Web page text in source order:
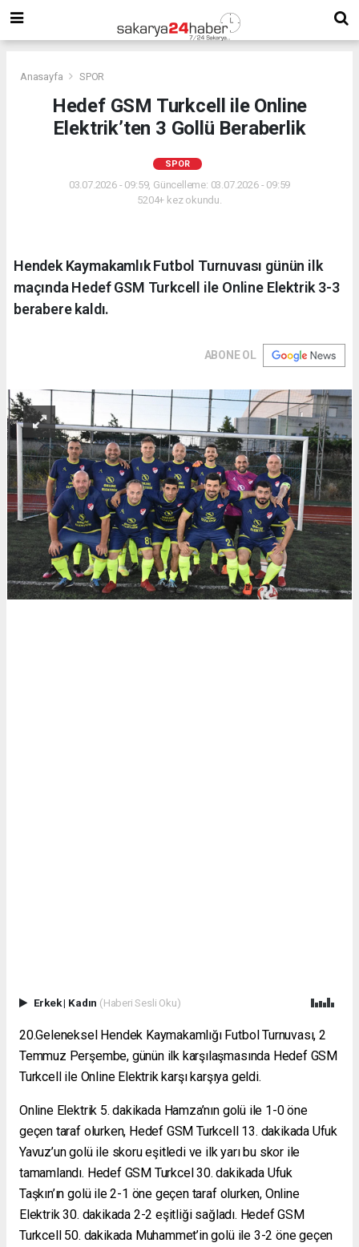
Anasayfa SPOR
Hedef GSM Turkcell ile Online
Elektrik’ten 3 Gollü Beraberlik
SPOR
03.07.2026 - 09:59, Güncelleme: 03.07.2026 - 09:59
5204+ kez okundu.
Hendek Kaymakamlık Futbol Turnuvası günün ilk
maçında Hedef GSM Turkcell ile Online Elektrik 3-3
berabere kaldı.
ABONE OL
Erkek| Kadın (Haberi Sesli Oku)
20.Geleneksel Hendek Kaymakamlığı Futbol Turnuvası, 2
Temmuz Perşembe, günün ilk karşılaşmasında Hedef GSM
Turkcell ile Online Elektrik karşı karşıya geldi.
Online Elektrik 5. dakikada Hamza’nın golü ile 1-0 öne
geçen taraf olurken, Hedef GSM Turkcell 13. dakikada Ufuk
Yavuz’un golü ile skoru eşitledi ve ilk yarı bu skor ile
tamamlandı. Hedef GSM Turkcel 30. dakikada Ufuk
Taşkın’ın golü ile 2-1 öne geçen taraf olurken, Online
Elektrik 30. dakikada 2-2 eşitliği sağladı. Hedef GSM
Turkcell 50. dakikada Muhammet’in golü ile 3-2 öne geçen